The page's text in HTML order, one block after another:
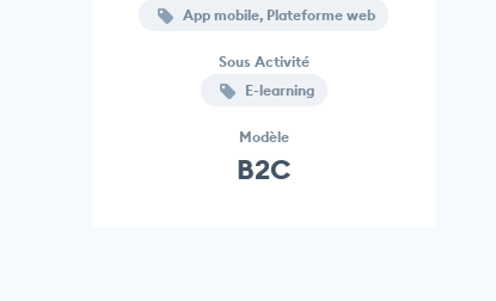
App mobile, Plateforme web
Sous Activité
E-learning
Modèle
B2C